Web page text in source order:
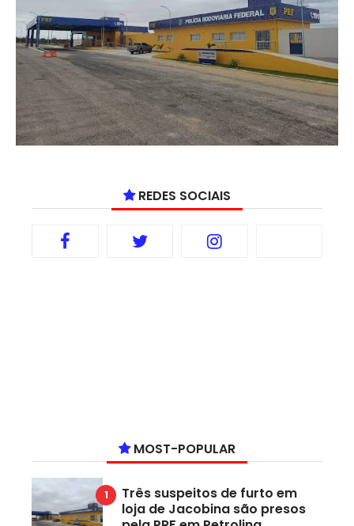
REDES SOCIAIS
MOST-POPULAR
Três suspeitos de furto em
loja de Jacobina são presos